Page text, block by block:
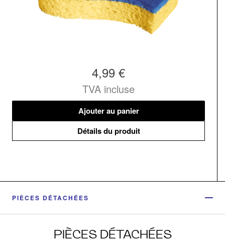
4,99 €
TVA incluse
Ajouter au panier
Détails du produit
PIÈCES DÉTACHÉES
PIÈCES DÉTACHÉES